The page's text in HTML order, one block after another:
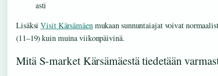
asti
LisäksiVisit Kärsämäenmukaan sunnuntaiajat voivat
(11–19) kuin muina viikonpäivinä.
Mitä S-market Kärsämäestä tiedetään